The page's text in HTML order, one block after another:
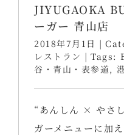
JIYUGAOKA
ーガー 青山店
2018年7月1日 |
レストラン | Tags:
谷・青山・表参道,
“あんしん × やさ
ガーメニューに加